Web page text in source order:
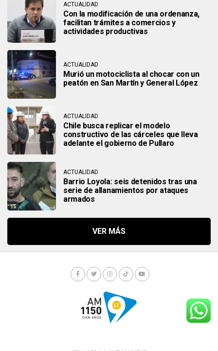
ACTUALIDAD
Con la modificación de una ordenanza,
facilitan trámites a comercios y
actividades productivas
ACTUALIDAD
Murió un motociclista al chocar con un
peatón en San Martín y General López
ACTUALIDAD
Chile busca replicar el modelo
constructivo de las cárceles que lleva
adelante el gobierno de Pullaro
ACTUALIDAD
Barrio Loyola: seis detenidos tras una
serie de allanamientos por ataques
armados